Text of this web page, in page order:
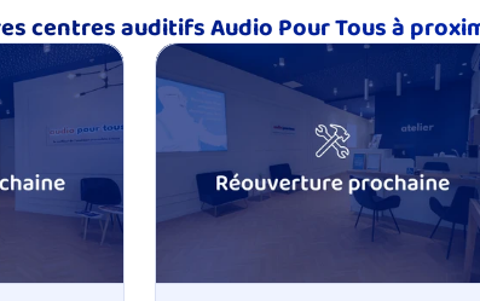
centres auditifs Audio Pour Tous à